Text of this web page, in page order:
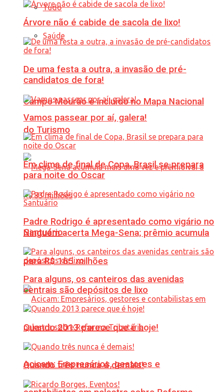
Tudo
Saúde
Campo Mourão é incluído no Mapa Nacional
do Turismo
Ninguém acerta Mega-Sena; prêmio acumula
para R$ 165 milhões
Acicam: Empresários, gestores e
Árvore não é cabide de sacola de lixo!
De uma festa a outra, a invasão de pré-
candidatos de fora!
Vamos passear por aí, galera!
Em clima de final de Copa, Brasil se prepara
para noite do Oscar
Padre Rodrigo é apresentado como vigário no
Santuário
Para alguns, os canteiros das avenidas
centrais são depósitos de lixo
Quando 2013 parece que é hoje!
Quando três nunca é demais!